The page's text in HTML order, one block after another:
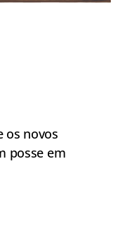
os novos
posse em